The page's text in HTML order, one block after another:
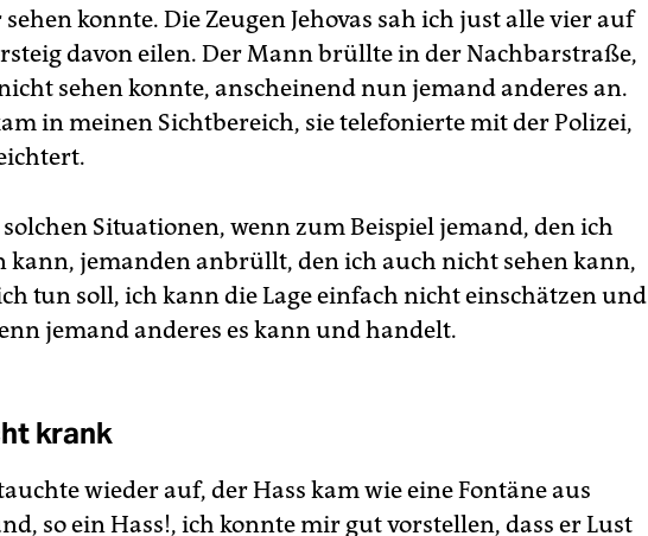
konnte. Die Zeugen Jehovas sah ich just alle vier auf
davon eilen. Der Mann brüllte in der Nachbarstraße,
sehen konnte, anscheinend nun jemand anderes an.
in meinen Sichtbereich, sie telefonierte mit der Polizei,
Situationen, wenn zum Beispiel jemand, den ich
kann, jemanden anbrüllt, den ich auch nicht sehen kann,
tun soll, ich kann die Lage einfach nicht einschätzen und
jemand anderes es kann und handelt.
krank
wieder auf, der Hass kam wie eine Fontäne aus
so ein Hass!, ich konnte mir gut vorstellen, dass er Lust